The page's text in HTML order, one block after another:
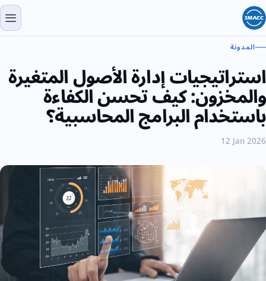
المدونة
استراتيجيات إدارة الأصول المتغيرة
والمخزون: كيف تحسن الكفاءة
باستخدام البرامج المحاسبية؟
12 Jan 2026